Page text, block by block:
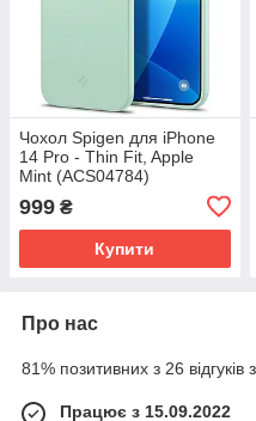
Чохол Spigen для iPhone
14 Pro - Thin Fit, Apple
Mint (ACS04784)
999 ₴
Купити
Про нас
81% позитивних з 26 відгуків
Працює з 15.09.2022